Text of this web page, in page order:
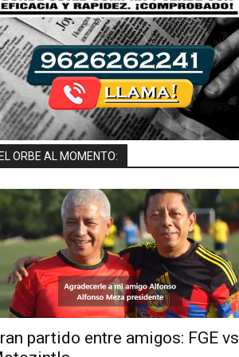
ORBE AL MOMENTO:
partido entre amigos: FGE vs